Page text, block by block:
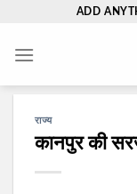
content
ADD
राज्य
कानपुर की